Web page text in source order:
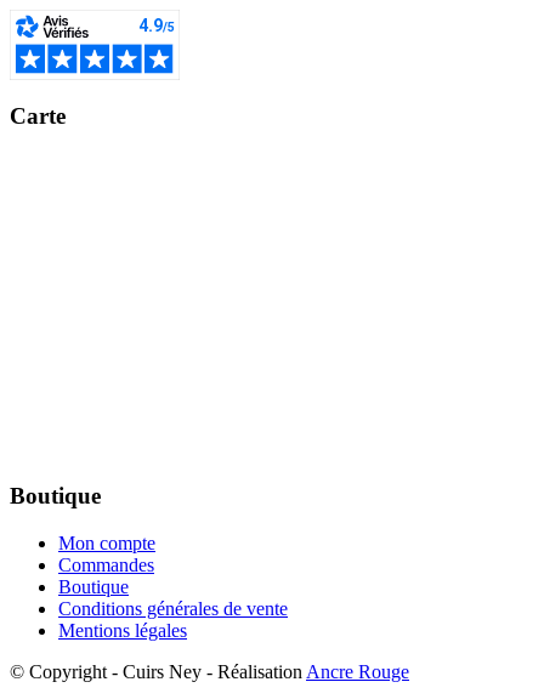
Carte
Boutique
Mon compte
Commandes
Boutique
Conditions générales de vente
Mentions légales
© Copyright - Cuirs Ney - Réalisation Ancre Rouge